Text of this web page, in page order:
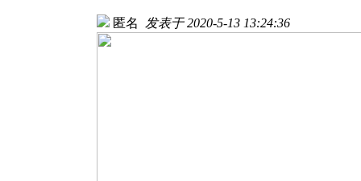
匿名 发表于 2020-5-13 13:24:36